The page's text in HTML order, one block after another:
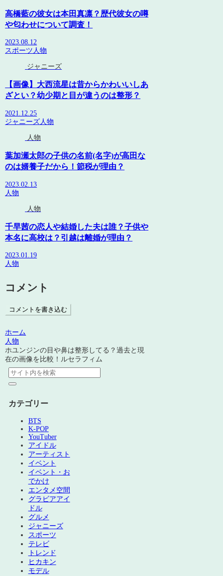
高橋藍の彼女は本田真凛？歴代彼女の噂
や匂わせについて調査！
2023.08.12
スポーツ 人物
ジャニーズ
【画像】大西流星は昔からかわいいしあ
ざとい？幼少期と目が違うのは整形？
2021.12.25
ジャニーズ 人物
人物
葉加瀬太郎の子供の名前(名字)が高田な
のは婿養子だから！節税が理由？
2023.02.13
人物
人物
千早茜の恋人や結婚した夫は誰？子供や
本名に高校は？引越は離婚が理由？
2023.01.19
人物
コメント
コメントを書き込む
ホーム
人物
ホユンジンの目や鼻は整形してる？過去と現
在の画像を比較！ルセラフィム
カテゴリー
BTS
K-POP
YouTuber
アイドル
アーティスト
イベント
イベント・お
でかけ
エンタメ空間
グラビアアイ
ドル
グルメ
ジャニーズ
スポーツ
テレビ
トレンド
ヒカキン
モデル